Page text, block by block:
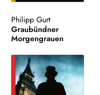
Search:
Philipp Gurt
Graubündner
Morgengrauen